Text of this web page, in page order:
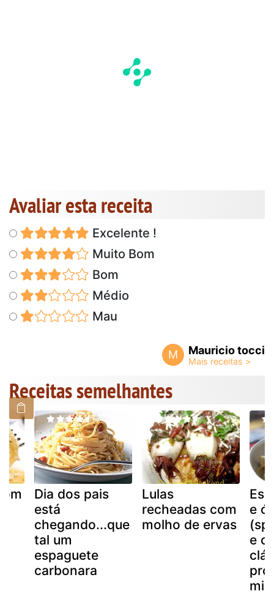
Avaliar esta receita
Excelente !
Muito Bom
Bom
Médio
Mau
M Mauricio tocci
Receitas semelhantes
Dia dos pais
está
chegando...que
tal um
espaguete
carbonara
Lulas
recheadas com
molho de ervas
e
e